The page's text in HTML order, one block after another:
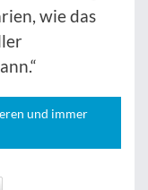
wie das
und immer